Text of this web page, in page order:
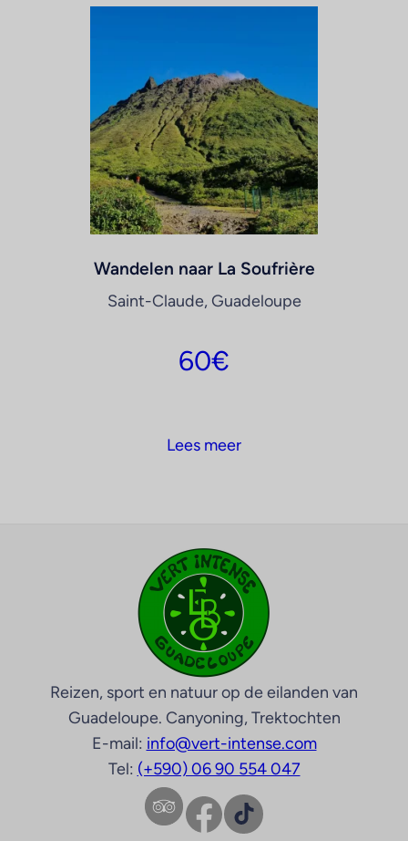
Wandelen naar La Soufrière
Saint-Claude, Guadeloupe
60€
Lees meer
Reizen, sport en natuur op de eilanden van
Guadeloupe. Canyoning, Trektochten
E-mail: info@vert-intense.com
Tel: (+590) 06 90 554 047
Facebook TikTok